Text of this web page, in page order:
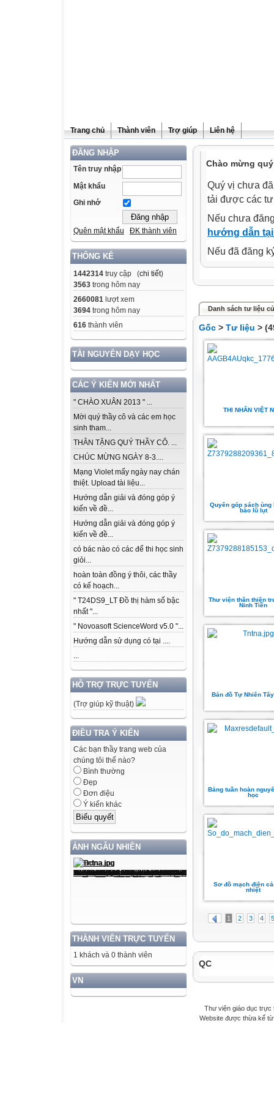
Trang chủ Thành viên Trợ giúp Liên hệ
ĐĂNG NHẬP
Tên truy nhập
Mật khẩu
Ghi nhớ
Quên mật khẩu ĐK thành viên
THỐNG KÊ
1442314 truy cập (chi tiết)
3563 trong hôm nay
2660081 lượt xem
3694 trong hôm nay
616 thành viên
TÀI NGUYÊN DẠY HỌC
CÁC Ý KIẾN MỚI NHẤT
" CHÀO XUÂN 2013 " ...
Mời quý thầy cô và các em học
sinh tham...
THÂN TẶNG QUÝ THẦY CÔ. ...
CHÚC MỪNG NGÀY 8-3....
Mạng Violet mấy ngày nay chán
thiệt. Upload tài liệu...
Hướng dẫn giải và đóng góp ý
kiến về đề...
Hướng dẫn giải và đóng góp ý
kiến về đề...
có bác nào có các để thi học sinh
giỏi...
hoàn toàn đồng ý thôi, các thầy
có kế hoạch...
" T24DS9_LT Đồ thị hàm số bậc
nhất "...
" Novoasoft ScienceWord v5.0 "...
Hướng dẫn sử dụng có tại ....
...
HỖ TRỢ TRỰC TUYẾN
(Trợ giúp kỹ thuật)
ĐIỀU TRA Ý KIẾN
Các bạn thầy trang web của
chúng tôi thế nào?
Bình thường
Đẹp
Đơn điệu
Ý kiến khác
ẢNH NGẪU NHIÊN
THÀNH VIÊN TRỰC TUYẾN
1 khách và 0 thành viên
VN
Chào mừng
Quý vị chưa
tải được các
Nếu chưa
hướng dẫn
Nếu đã đăng
Danh sách tư liệu
Gốc > Tư liệu >
THI NHÂN VIỆT
Quyên góp sách ủng
bào lũ lụt
Thư viện thân thiện
Ninh Tiến
Bản đồ Tự Nhiên
Bảng tuần hoàn
học
Sơ đồ mạch điện
nhiệt
1 2 3 4 5
QC
Thư viện giáo dục trực
Website được thừa kế